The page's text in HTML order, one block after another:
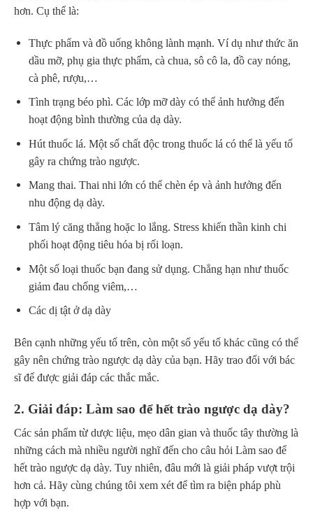
hơn. Cụ thể là:
Thực phẩm và đồ uống không lành mạnh. Ví dụ như thức ăn
dầu mỡ, phụ gia thực phẩm, cà chua, sô cô la, đồ cay nóng,
cà phê, rượu,…
Tình trạng béo phì. Các lớp mỡ dày có thể ảnh hưởng đến
hoạt động bình thường của dạ dày.
Hút thuốc lá. Một số chất độc trong thuốc lá có thể là yếu tố
gây ra chứng trào ngược.
Mang thai. Thai nhi lớn có thể chèn ép và ảnh hưởng đến
nhu động dạ dày.
Tâm lý căng thẳng hoặc lo lắng. Stress khiến thần kinh chi
phối hoạt động tiêu hóa bị rối loạn.
Một số loại thuốc bạn đang sử dụng. Chẳng hạn như thuốc
giảm đau chống viêm,…
Các dị tật ở dạ dày
Bên cạnh những yếu tố trên, còn một số yếu tố khác cũng có thể
gây nên chứng trào ngược dạ dày của bạn. Hãy trao đổi với bác
sĩ để được giải đáp các thắc mắc.
2. Giải đáp: Làm sao để hết trào ngược dạ dày?
Các sản phẩm từ dược liệu, mẹo dân gian và thuốc tây thường là
những cách mà nhiều người nghĩ đến cho câu hỏi Làm sao để
hết trào ngược dạ dày. Tuy nhiên, đâu mới là giải pháp vượt trội
hơn cả. Hãy cùng chúng tôi xem xét để tìm ra biện pháp phù
hợp với bạn.